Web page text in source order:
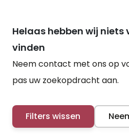
Helaas hebben wij niets
vinden
Neem contact met ons op
pas uw zoekopdracht aan.
Filters wissen